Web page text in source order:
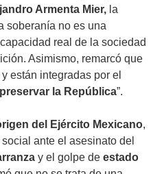
Armenta Mier, la
soberanía no es una
real de la sociedad
Asimismo, remarcó que
están integradas por el
la República”.
del Ejército Mexicano,
ante el asesinato del
y el golpe de estado